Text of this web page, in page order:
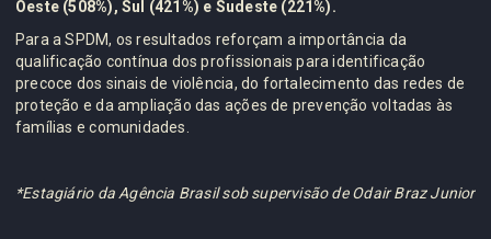
Oeste (508%), Sul (421%) e Sudeste (221%).
Para a SPDM, os resultados reforçam a importância da
qualificação contínua dos profissionais para identificação
precoce dos sinais de violência, do fortalecimento das redes de
proteção e da ampliação das ações de prevenção voltadas às
famílias e comunidades.
*Estagiário da Agência Brasil sob supervisão de Odair Braz Junior